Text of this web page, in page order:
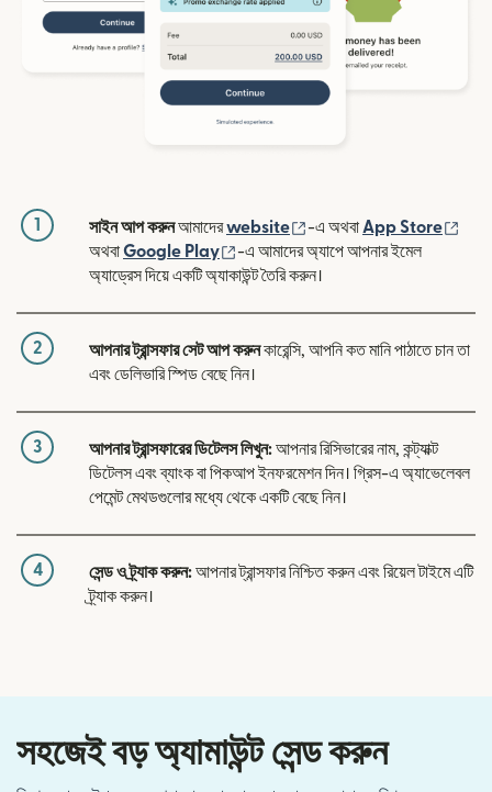
1 সাইন আপ করুনআমাদেরwebsite (নতুন উইন্ডোতে খুলবে)
-এ অথবা App Store
অথবাGoogle Play (নতুন উইন্ডোতে খুলবে)
-এ আমাদের অ্যাপে আপনার ইমেল
অ্যাড্রেস দিয়ে একটি অ্যাকাউন্ট তৈরি করুন।
2 আপনার ট্রান্সফার সেট আপ করুনকারেন্সি, আপনি কত মানি পাঠাতে চান তা
এবং ডেলিভারি স্পিড বেছে নিন।
3 আপনার ট্রান্সফারের ডিটেলস লিখুন:আপনার রিসিভারের নাম, কন্ট্যাক্ট
ডিটেলস এবং ব্যাংক বা পিকআপ ইনফরমেশন দিন। গ্রিস-এ অ্যাভেলেবল
পেমেন্ট মেথডগুলোর মধ্যে থেকে একটি বেছে নিন।
4 সেন্ড ও ট্র্যাক করুন:আপনার ট্রান্সফার নিশ্চিত করুন এবং রিয়েল টাইমে এটি
ট্র্যাক করুন।
সহজেই বড় অ্যামাউন্ট সেন্ড করুন